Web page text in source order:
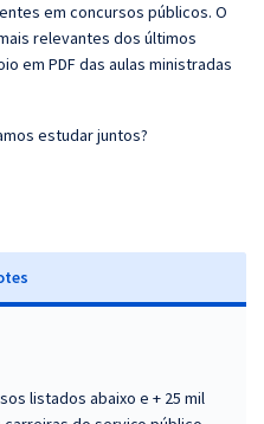
em concursos públicos. O
relevantes dos últimos
em PDF das aulas ministradas
estudar juntos?
listados abaixo e + 25 mil